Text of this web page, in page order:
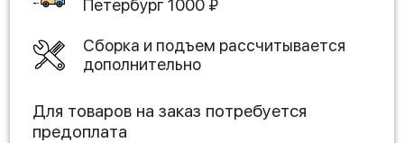
Петербург1000 ₽
Сборка и подъем рассчитывается
дополнительно
Для товаров на заказ потребуется
предоплата